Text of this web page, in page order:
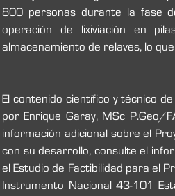
800 personas durante la fase
operación de lixiviación en
almacenamiento de relaves, lo
El contenido científico y técnico
por Enrique Garay, MSc P.Geo/
información adicional sobre el
con su desarrollo, consulte el
el Estudio de Factibilidad para el
Instrumento Nacional 43-101